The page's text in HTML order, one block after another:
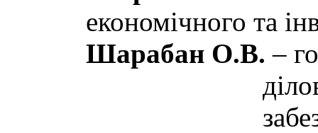
економічного та
Шарабан О.В. –